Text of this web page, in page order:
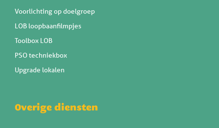
Voorlichting op doelgroep
LOB loopbaanfilmpjes
Toolbox LOB
PSO techniekbox
Upgrade lokalen
Overige diensten